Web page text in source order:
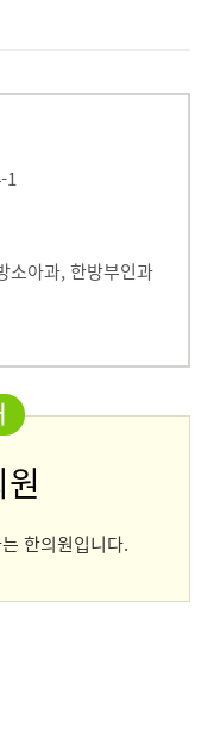
1
소아과, 한방부인과
한의원입니다.